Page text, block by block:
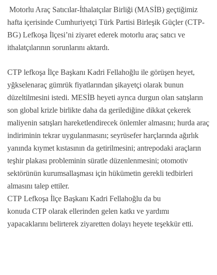
Motorlu Araç Satıcılar-İthalatçılar Birliği (MASİB) geçtiğimiz
hafta içerisinde Cumhuriyetçi Türk Partisi Birleşik Güçler (CTP-
BG) Lefkoşa İlçesi’ni ziyaret ederek motorlu araç satıcı ve
ithalatçılarının sorunlarını aktardı.
CTP lefkoşa İlçe Başkanı Kadri Fellahoğlu ile görüşen heyet,
yğkselenaraç gümrük fiyatlarından şikayetçi olarak bunun
düzeltilmesini istedi. MESİB heyeti ayrıca durgun olan satışların
son global krizle birlikte daha da gerilediğine dikkat çekerek
maliyenin satışları hareketlendirecek önlemler almasını; hurda araç
indiriminin tekrar uygulanmasını; seyrüsefer harçlarında ağırlık
yanında kıymet kıstasının da getirilmesini; antrepodaki araçların
teşhir plakası probleminin süratle düzenlenmesini; otomotiv
sektörünün kurumsallaşması için hükümetin gerekli tedbirleri
almasını talep ettiler.
CTP Lefkoşa İlçe Başkanı Kadri Fellahoğlu da bu
konuda CTP olarak ellerinden gelen katkı ve yardımı
yapacaklarını belirterek ziyaretten dolayı heyete teşekkür etti.